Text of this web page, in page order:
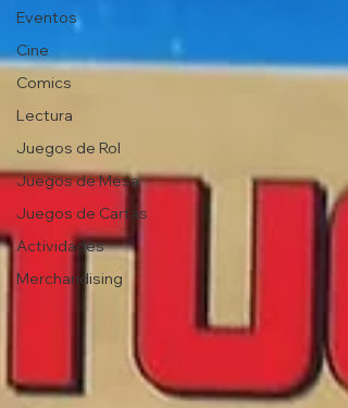
Eventos
Cine
Comics
Lectura
Juegos de Rol
Juegos de Mesa
Juegos de Cartas
Actividades
Merchandising